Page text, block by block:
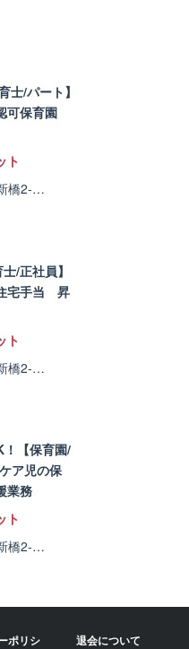
士/パート】
可保育園
ト
橋2-…
/正社員】
宅手当 昇
ト
橋2-…
！【保育園/
ア児の保
業務
ト
橋2-…
ポリシ 退会について